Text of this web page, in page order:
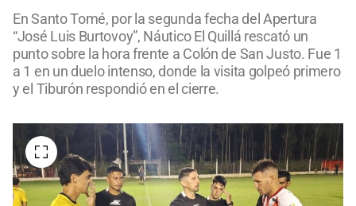
En Santo Tomé, por la segunda fecha del Apertura
“José Luis Burtovoy”, Náutico El Quillá rescató un
punto sobre la hora frente a Colón de San Justo. Fue 1
a 1 en un duelo intenso, donde la visita golpeó primero
y el Tiburón respondió en el cierre.